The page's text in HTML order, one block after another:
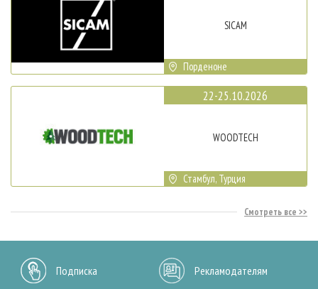
SICAM
Порденоне
22-25.10.2026
WOODTECH
Стамбул, Турция
Смотреть все
Подписка Рекламодателям